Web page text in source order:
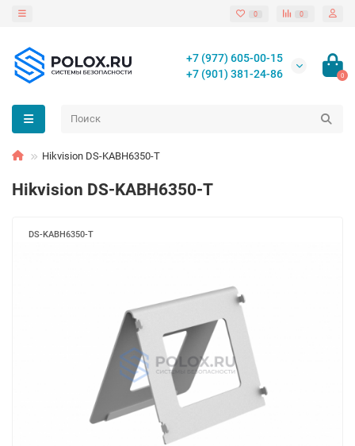
0 0
+7 (977) 605-00-15
+7 (901) 381-24-86
0
Hikvision DS-KABH6350-T
Hikvision DS-KABH6350-T
DS-KABH6350-T